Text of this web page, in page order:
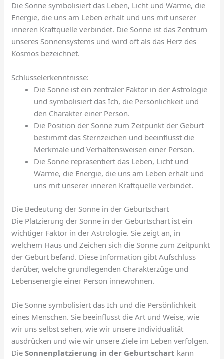
Die Sonne symbolisiert das Leben, Licht und Wärme, die
Energie, die uns am Leben erhält und uns mit unserer
inneren Kraftquelle verbindet. Die Sonne ist das Zentrum
unseres Sonnensystems und wird oft als das Herz des
Kosmos bezeichnet.
Schlüsselerkenntnisse:
Die Sonne ist ein zentraler Faktor in der Astrologie
und symbolisiert das Ich, die Persönlichkeit und
den Charakter einer Person.
Die Position der Sonne zum Zeitpunkt der Geburt
bestimmt das Sternzeichen und beeinflusst die
Merkmale und Verhaltensweisen einer Person.
Die Sonne repräsentiert das Leben, Licht und
Wärme, die Energie, die uns am Leben erhält und
uns mit unserer inneren Kraftquelle verbindet.
Die Bedeutung der Sonne in der Geburtschart
Die Platzierung der Sonne in der Geburtschart ist ein
wichtiger Faktor in der Astrologie. Sie zeigt an, in
welchem Haus und Zeichen sich die Sonne zum Zeitpunkt
der Geburt befand. Diese Information gibt Aufschluss
darüber, welche grundlegenden Charakterzüge und
Lebensenergie einer Person innewohnen.
Die Sonne symbolisiert das Ich und die Persönlichkeit
eines Menschen. Sie beeinflusst die Art und Weise, wie
wir uns selbst sehen, wie wir unsere Individualität
ausdrücken und wie wir unsere Ziele im Leben verfolgen.
DieSonnenplatzierung in der Geburtschart kann